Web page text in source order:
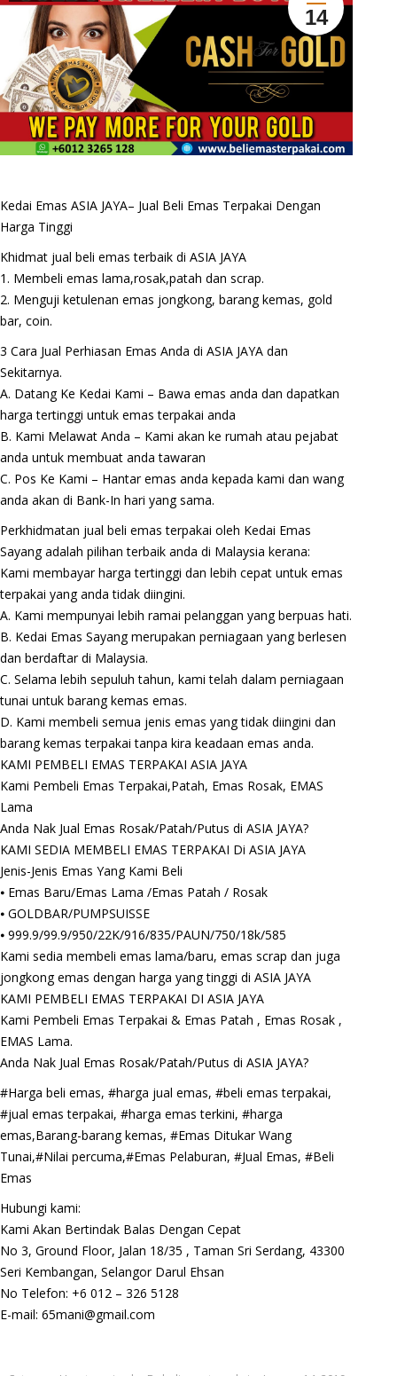
14
Kedai Emas ASIA JAYA– Jual Beli Emas Terpakai Dengan
Harga Tinggi
Khidmat jual beli emas terbaik di ASIA JAYA
1. Membeli emas lama,rosak,patah dan scrap.
2. Menguji ketulenan emas jongkong, barang kemas, gold
bar, coin.
3 Cara Jual Perhiasan Emas Anda di ASIA JAYA dan
Sekitarnya.
A. Datang Ke Kedai Kami – Bawa emas anda dan dapatkan
harga tertinggi untuk emas terpakai anda
B. Kami Melawat Anda – Kami akan ke rumah atau pejabat
anda untuk membuat anda tawaran
C. Pos Ke Kami – Hantar emas anda kepada kami dan wang
anda akan di Bank-In hari yang sama.
Perkhidmatan jual beli emas terpakai oleh Kedai Emas
Sayang adalah pilihan terbaik anda di Malaysia kerana:
Kami membayar harga tertinggi dan lebih cepat untuk emas
terpakai yang anda tidak diingini.
A. Kami mempunyai lebih ramai pelanggan yang berpuas hati.
B. Kedai Emas Sayang merupakan perniagaan yang berlesen
dan berdaftar di Malaysia.
C. Selama lebih sepuluh tahun, kami telah dalam perniagaan
tunai untuk barang kemas emas.
D. Kami membeli semua jenis emas yang tidak diingini dan
barang kemas terpakai tanpa kira keadaan emas anda.
KAMI PEMBELI EMAS TERPAKAI ASIA JAYA
Kami Pembeli Emas Terpakai,Patah, Emas Rosak, EMAS
Lama
Anda Nak Jual Emas Rosak/Patah/Putus di ASIA JAYA?
KAMI SEDIA MEMBELI EMAS TERPAKAI Di ASIA JAYA
Jenis-Jenis Emas Yang Kami Beli
⦁ Emas Baru/Emas Lama /Emas Patah / Rosak
⦁ GOLDBAR/PUMPSUISSE
⦁ 999.9/99.9/950/22K/916/835/PAUN/750/18k/585
Kami sedia membeli emas lama/baru, emas scrap dan juga
jongkong emas dengan harga yang tinggi di ASIA JAYA
KAMI PEMBELI EMAS TERPAKAI DI ASIA JAYA
Kami Pembeli Emas Terpakai & Emas Patah , Emas Rosak ,
EMAS Lama.
Anda Nak Jual Emas Rosak/Patah/Putus di ASIA JAYA?
#Harga beli emas, #harga jual emas, #beli emas terpakai,
#jual emas terpakai, #harga emas terkini, #harga
emas,Barang-barang kemas, #Emas Ditukar Wang
Tunai,#Nilai percuma,#Emas Pelaburan, #Jual Emas, #Beli
Emas
Hubungi kami:
Kami Akan Bertindak Balas Dengan Cepat
No 3, Ground Floor, Jalan 18/35 , Taman Sri Serdang, 43300
Seri Kembangan, Selangor Darul Ehsan
No Telefon: +6 012 – 326 5128
E-mail: 65mani@gmail.com